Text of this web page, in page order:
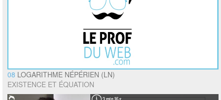
08 LOGARITHME NÉPÉRIEN (LN)
EXISTENCE ET ÉQUATION